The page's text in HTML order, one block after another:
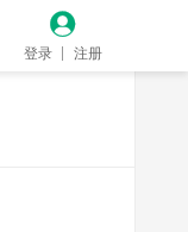

登录 注册